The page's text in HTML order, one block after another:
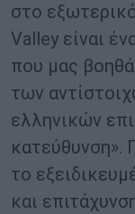
στο
Valley είναι
που μας
των
ελληνικών
κατεύθυνση».
το
και